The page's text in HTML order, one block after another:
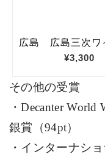
その他の受賞
・Decanter World
銀賞（94pt）
・インターナシ